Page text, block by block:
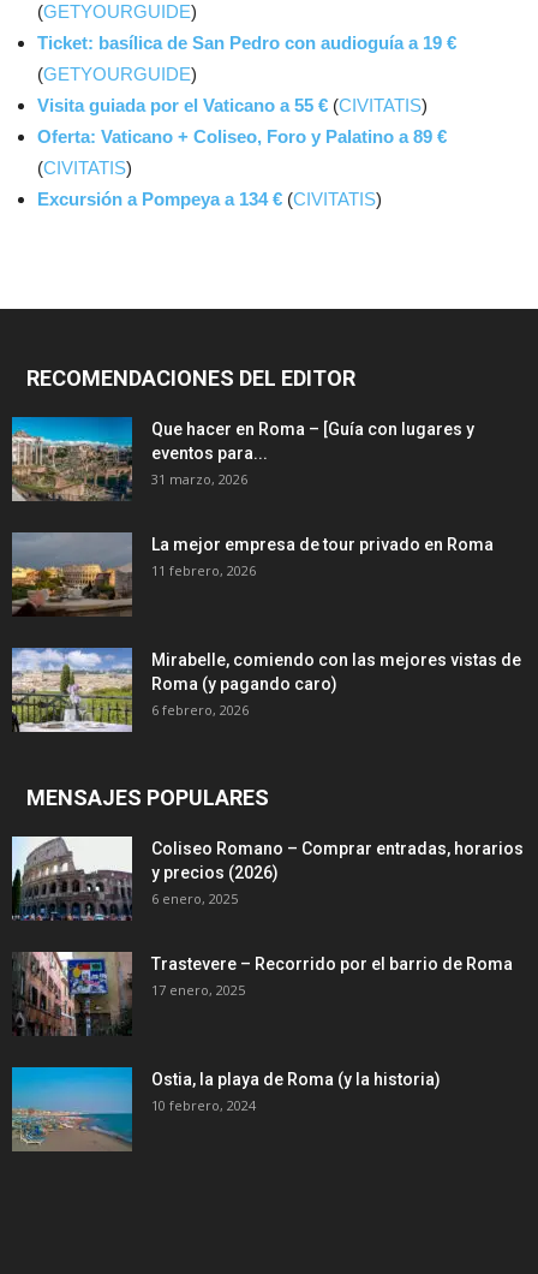
(GETYOURGUIDE)
Ticket: basílica de San Pedro con audioguía a 19 €
(GETYOURGUIDE)
Visita guiada por el Vaticano a 55 € (CIVITATIS)
Oferta: Vaticano + Coliseo, Foro y Palatino a 89 €
(CIVITATIS)
Excursión a Pompeya a 134 € (CIVITATIS)
RECOMENDACIONES DEL EDITOR
Que hacer en Roma – [Guía con lugares y
eventos para...
31 marzo, 2026
La mejor empresa de tour privado en Roma
11 febrero, 2026
Mirabelle, comiendo con las mejores vistas de
Roma (y pagando caro)
6 febrero, 2026
MENSAJES POPULARES
Coliseo Romano – Comprar entradas, horarios
y precios (2026)
6 enero, 2025
Trastevere – Recorrido por el barrio de Roma
17 enero, 2025
Ostia, la playa de Roma (y la historia)
10 febrero, 2024